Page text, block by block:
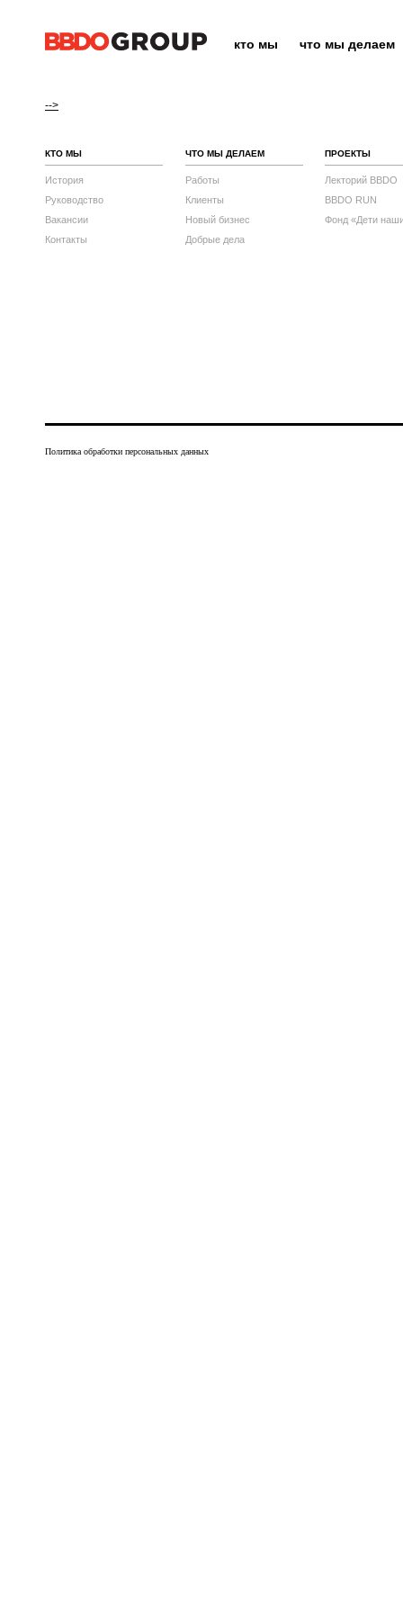
кто мы что мы делаем
-->
КТО МЫ
История
Руководство
Вакансии
Контакты
ЧТО МЫ ДЕЛАЕМ
Работы
Клиенты
Новый бизнес
Добрые дела
ПРОЕКТЫ
Лекторий BBDO
BBDO RUN
Фонд «Дети
Политика обработки персональных данных